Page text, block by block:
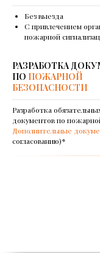
Без выезда
С привлечением
пожарной
РАЗРАБОТКА
ПО ПОЖАРНОЙ
БЕЗОПАСНОСТИ
Разработка
документов по
Дополнительные
согласованию)*